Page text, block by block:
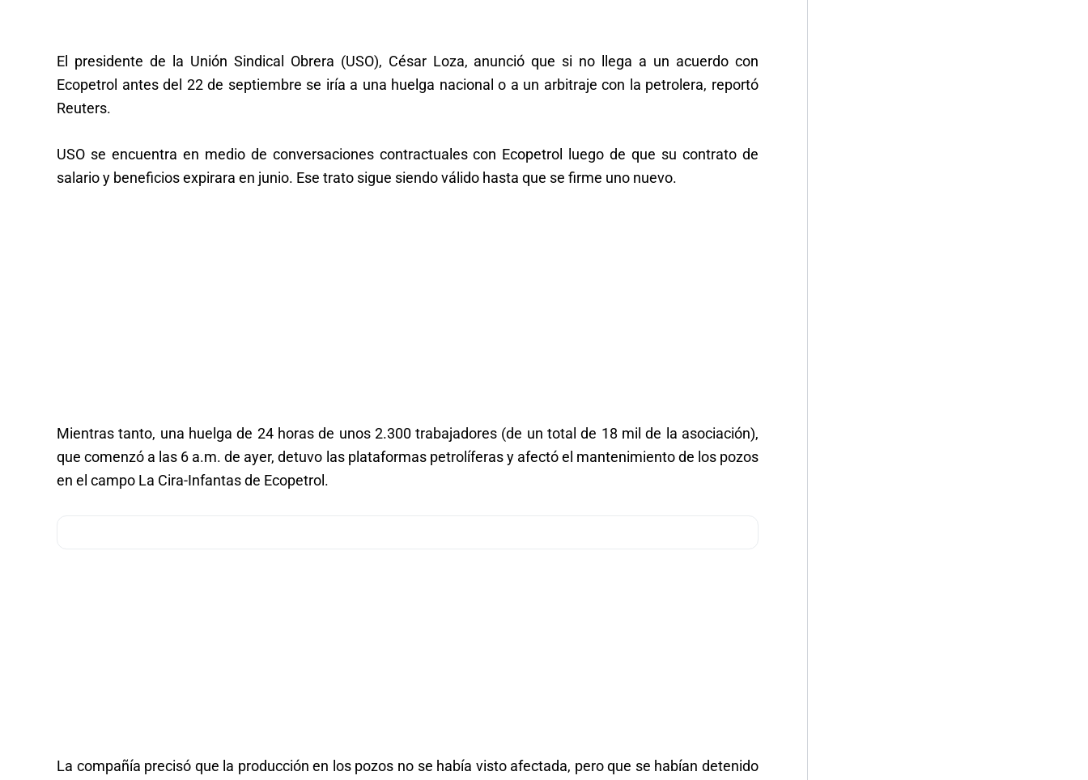
El presidente de la Unión Sindical Obrera (USO), César Loza, anunció que si no llega a un acuerdo con
Ecopetrol antes del 22 de septiembre se iría a una huelga nacional o a un arbitraje con la petrolera, reportó
Reuters.
USO se encuentra en medio de conversaciones contractuales con Ecopetrol luego de que su contrato de
salario y beneficios expirara en junio. Ese trato sigue siendo válido hasta que se firme uno nuevo.
Mientras tanto, una huelga de 24 horas de unos 2.300 trabajadores (de un total de 18 mil de la asociación),
que comenzó a las 6 a.m. de ayer, detuvo las plataformas petrolíferas y afectó el mantenimiento de los pozos
en el campo La Cira-Infantas de Ecopetrol.
La compañía precisó que la producción en los pozos no se había visto afectada, pero que se habían detenido